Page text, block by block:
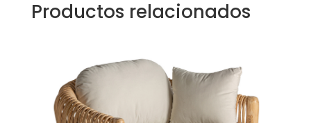
Productos relacionados